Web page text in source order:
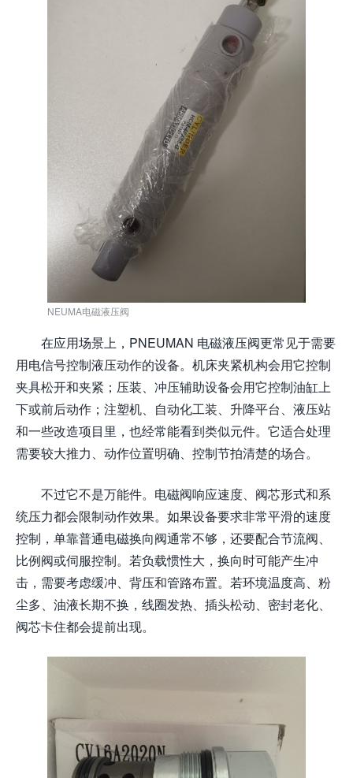
NEUMA电磁液压阀
在应用场景上，PNEUMAN 电磁液压阀更常见于需要
用电信号控制液压动作的设备。机床夹紧机构会用它控制
夹具松开和夹紧；压装、冲压辅助设备会用它控制油缸上
下或前后动作；注塑机、自动化工装、升降平台、液压站
和一些改造项目里，也经常能看到类似元件。它适合处理
需要较大推力、动作位置明确、控制节拍清楚的场合。
不过它不是万能件。电磁阀响应速度、阀芯形式和系
统压力都会限制动作效果。如果设备要求非常平滑的速度
控制，单靠普通电磁换向阀通常不够，还要配合节流阀、
比例阀或伺服控制。若负载惯性大，换向时可能产生冲
击，需要考虑缓冲、背压和管路布置。若环境温度高、粉
尘多、油液长期不换，线圈发热、插头松动、密封老化、
阀芯卡住都会提前出现。